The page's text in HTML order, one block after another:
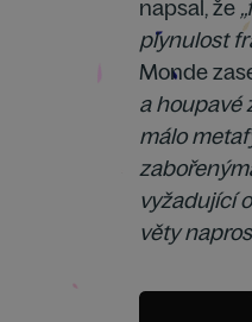
napsal, že
plynulost
Monde
a houpavé
málo
vyžadující
věty